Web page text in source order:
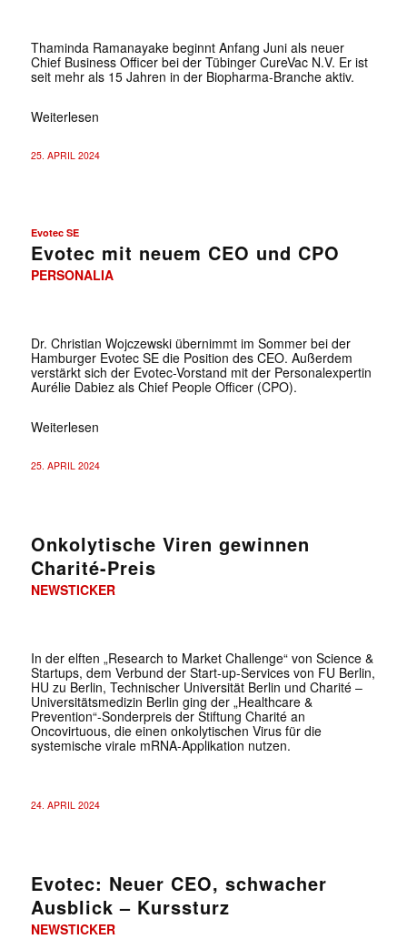
Thaminda Ramanayake beginnt Anfang Juni als neuer
Chief Business Officer bei der Tübinger CureVac N.V. Er ist
seit mehr als 15 Jahren in der Biopharma-Branche aktiv.
Weiterlesen
25. APRIL 2024
Evotec SE
Evotec mit neuem CEO und CPO
PERSONALIA
Dr. Christian Wojczewski übernimmt im Sommer bei der
Hamburger Evotec SE die Position des CEO. Außerdem
verstärkt sich der Evotec-Vorstand mit der Personalexpertin
Aurélie Dabiez als Chief People Officer (CPO).
Weiterlesen
25. APRIL 2024
Onkolytische Viren gewinnen
Charité-Preis
NEWSTICKER
In der elften „Research to Market Challenge“ von Science &
Startups, dem Verbund der Start-up-Services von FU Berlin,
HU zu Berlin, Technischer Universität Berlin und Charité –
Universitätsmedizin Berlin ging der „Healthcare &
Prevention“-Sonderpreis der Stiftung Charité an
Oncovirtuous, die einen onkolytischen Virus für die
systemische virale mRNA-Applikation nutzen.
24. APRIL 2024
Evotec: Neuer CEO, schwacher
Ausblick – Kurssturz
NEWSTICKER